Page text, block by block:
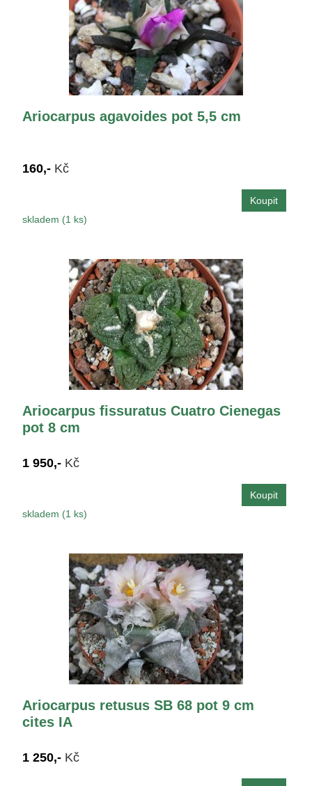
Ariocarpus agavoides pot 5,5 cm
160,- Kč
skladem (1 ks)
Ariocarpus fissuratus Cuatro Cienegas
pot 8 cm
1 950,- Kč
skladem (1 ks)
Ariocarpus retusus SB 68 pot 9 cm
cites IA
1 250,- Kč